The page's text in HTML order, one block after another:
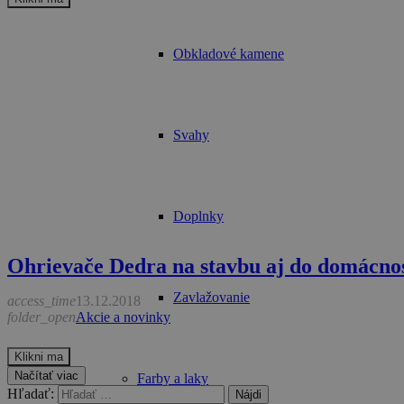
Obkladové kamene
Svahy
Doplnky
Zavlažovanie
Farby a laky
Ohrievače Dedra na stavbu aj do
access_time13.12.2018
folder_openAkcie a novinky
Klikni ma
Načítať viac
Hľadať: